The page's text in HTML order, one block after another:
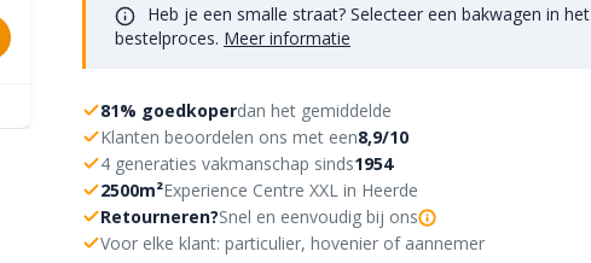
Heb je een smalle straat? Selecteer een bakwagen in het
bestelproces. Meer informatie
81% goedkoperdan het gemiddelde
Klanten beoordelen ons met een8,9/10
4 generaties vakmanschap sinds1954
2500m²Experience Centre XXL in Heerde
Retourneren?Snel en eenvoudig bij ons
Voor elke klant: particulier, hovenier of aannemer